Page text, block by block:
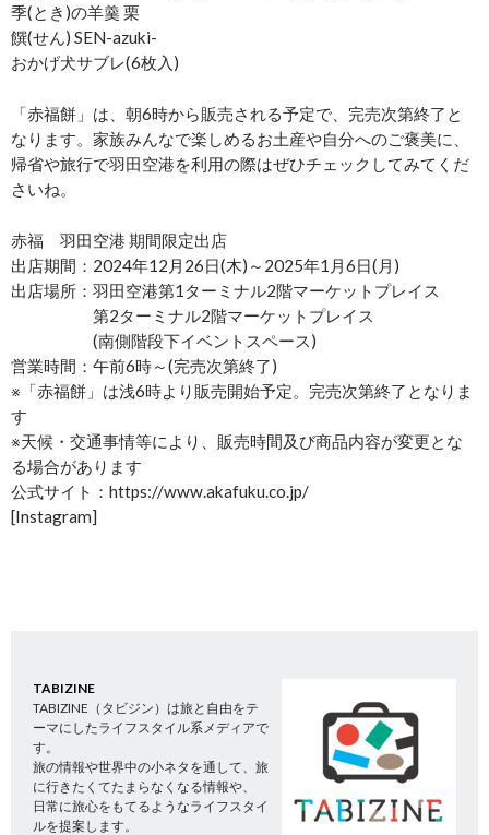
季(とき)の羊羹 栗
饌(せん) SEN-azuki-
おかげ犬サブレ(6枚入)
「赤福餅」は、朝6時から販売される予定で、完売次第終了と
なります。家族みんなで楽しめるお土産や自分へのご褒美に、
帰省や旅行で羽田空港を利用の際はぜひチェックしてみてくだ
さいね。
赤福 羽田空港 期間限定出店
出店期間：2024年12月26日(木)～2025年1月6日(月)
出店場所：羽田空港第1ターミナル2階マーケットプレイス
第2ターミナル2階マーケットプレイス
(南側階段下イベントスペース)
営業時間：午前6時～(完売次第終了)
※「赤福餅」は浅6時より販売開始予定。完売次第終了となりま
す
※天候・交通事情等により、販売時間及び商品内容が変更とな
る場合があります
公式サイト：https://www.akafuku.co.jp/
[Instagram]
TABIZINE
TABIZINE（タビジン）は旅と自由をテ
ーマにしたライフスタイル系メディアで
す。
旅の情報や世界中の小ネタを通して、旅
に行きたくてたまらなくなる情報や、
日常に旅心をもてるようなライフスタイ
ルを提案します。